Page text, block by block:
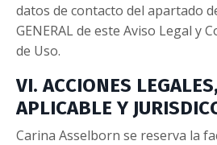
datos de contacto del apartado
GENERAL de este Aviso Legal y
de Uso.
VI. ACCIONES
APLICABLE Y
Carina Asselborn se reserva la